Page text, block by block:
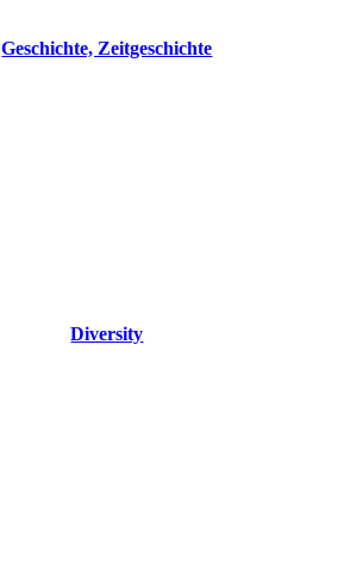
Geschichte, Zeitgeschichte
Diversity